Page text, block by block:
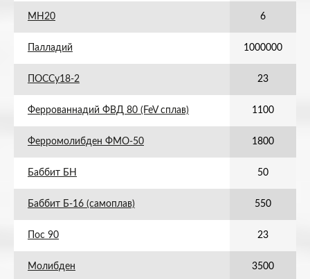
МН20 6
Палладий 1000000
ПОССу18-2 23
Феррованнадий ФВД 80 (FeV сплав) 1100
Ферромолибден ФМО-50 1800
Баббит БН 50
Баббит Б-16 (самоплав) 550
Пос 90 23
Молибден 3500